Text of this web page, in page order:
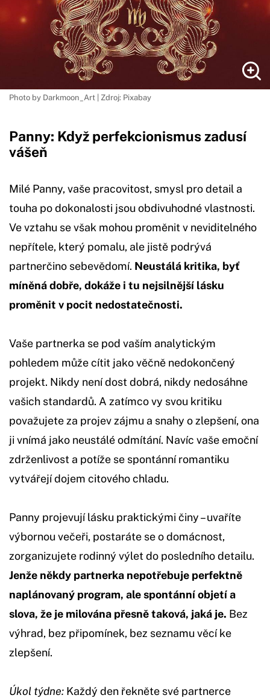
Photo by Darkmoon_Art | Zdroj: Pixabay
Panny: Když perfekcionismus zadusí
vášeň
Milé Panny, vaše pracovitost, smysl pro detail a
touha po dokonalosti jsou obdivuhodné vlastnosti.
Ve vztahu se však mohou proměnit v neviditelného
nepřítele, který pomalu, ale jistě podrývá
partnerčino sebevědomí. Neustálá kritika, byť
míněná dobře, dokáže i tu nejsilnější lásku
proměnit v pocit nedostatečnosti.
Vaše partnerka se pod vaším analytickým
pohledem může cítit jako věčně nedokončený
projekt. Nikdy není dost dobrá, nikdy nedosáhne
vašich standardů. A zatímco vy svou kritiku
považujete za projev zájmu a snahy o zlepšení, ona
ji vnímá jako neustálé odmítání. Navíc vaše emoční
zdrženlivost a potíže se spontánní romantiku
vytvářejí dojem citového chladu.
Panny projevují lásku praktickými činy – uvaříte
výbornou večeři, postaráte se o domácnost,
zorganizujete rodinný výlet do posledního detailu.
Jenže někdy partnerka nepotřebuje perfektně
naplánovaný program, ale spontánní objetí a
slova, že je milována přesně taková, jaká je. Bez
výhrad, bez připomínek, bez seznamu věcí ke
zlepšení.
Úkol týdne: Každý den řekněte své partnerce